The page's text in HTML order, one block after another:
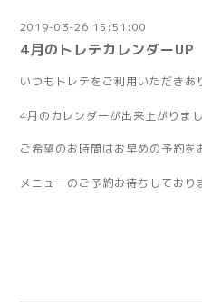
2019-03-26 15:51:00
4月のトレテカレンダーUP
いつもトレテをご利用いただきあ
4月のカレンダーが出来上がりまし
ご希望のお時間はお早めの予約を
メニューのご予約お待ちしており